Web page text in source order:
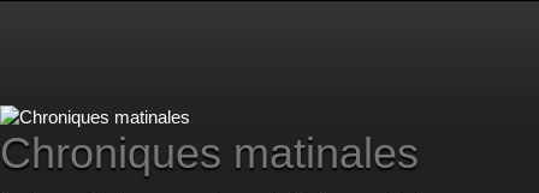
Chroniques matinales